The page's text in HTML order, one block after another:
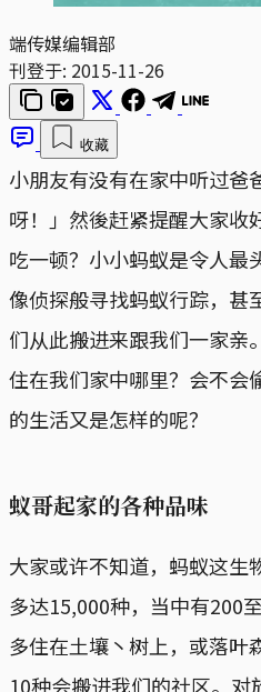
端传媒编辑部
刊登于: 2015-11-26
收藏
小朋友有没有在家中听过爸
呀！」然後赶紧提醒大家收
吃一顿？小小蚂蚁是令人最
像侦探般寻找蚂蚁行踪，甚
们从此搬进来跟我们一家亲
住在我们家中哪里？会不会
的生活又是怎样的呢？
蚁哥起家的各种品味
大家或许不知道，蚂蚁这生
多达15,000种，当中有200
多住在土壤丶树上，或落叶
10种会搬进我们的社区。对